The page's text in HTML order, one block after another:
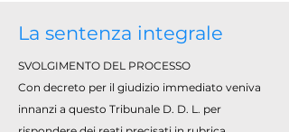
La sentenza integrale
SVOLGIMENTO DEL PROCESSO
Con decreto per il giudizio immediato veniva
innanzi a questo Tribunale D. D. L. per